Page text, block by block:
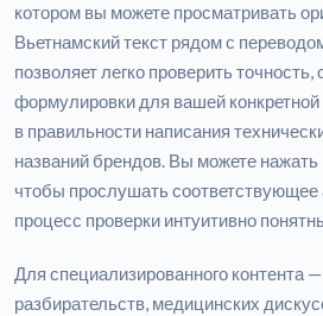
котором вы можете просматривать
Вьетнамский текст рядом с
позволяет легко проверить точность,
формулировки для вашей конкретной
в правильности написания
названий брендов. Вы можете
чтобы прослушать соответствующее
процесс проверки интуитивно
Для специализированного контента
разбирательств, медицинских